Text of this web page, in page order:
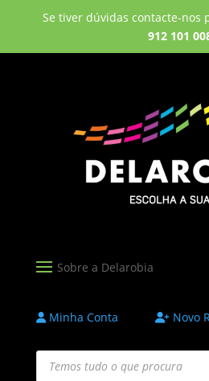
Se tiver dúvidas contacte-nos
912 101
Minha Conta Novo
Products
search